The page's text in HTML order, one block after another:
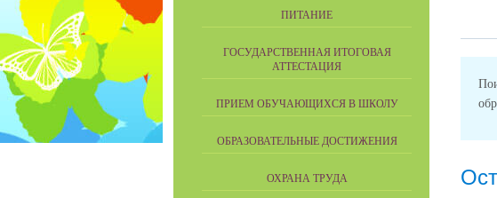
ПИТАНИЕ
ГОСУДАРСТВЕННАЯ ИТОГОВАЯ
АТТЕСТАЦИЯ
ПРИЕМ ОБУЧАЮЩИХСЯ В ШКОЛУ
ОБРАЗОВАТЕЛЬНЫЕ ДОСТИЖЕНИЯ
ОХРАНА ТРУДА